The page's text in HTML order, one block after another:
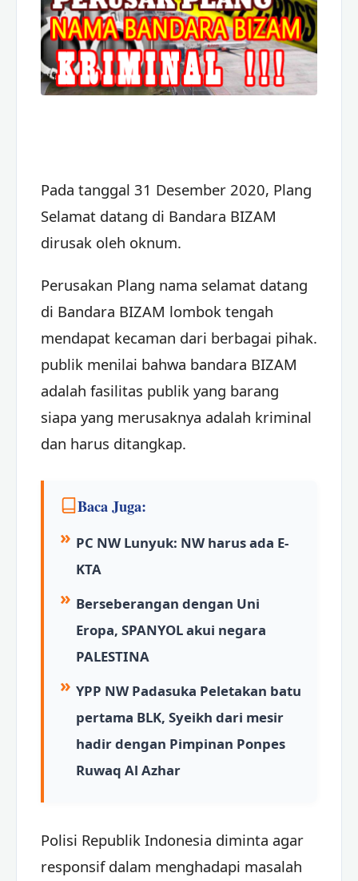
Pada tanggal 31 Desember 2020, Plang
Selamat datang di Bandara BIZAM
dirusak oleh oknum.
Perusakan Plang nama selamat datang
di Bandara BIZAM lombok tengah
mendapat kecaman dari berbagai pihak.
publik menilai bahwa bandara BIZAM
adalah fasilitas publik yang barang
siapa yang merusaknya adalah kriminal
dan harus ditangkap.
Baca Juga:
PC NW Lunyuk: NW harus ada E-
KTA
Berseberangan dengan Uni
Eropa, SPANYOL akui negara
PALESTINA
YPP NW Padasuka Peletakan batu
pertama BLK, Syeikh dari mesir
hadir dengan Pimpinan Ponpes
Ruwaq Al Azhar
Polisi Republik Indonesia diminta agar
responsif dalam menghadapi masalah